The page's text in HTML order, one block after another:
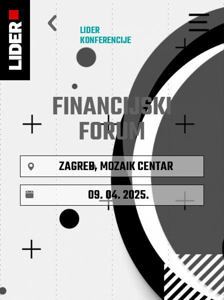
LIDER
KONFERENCIJE
FINANCIJSKI
FORUM
ZAGREB, MOZAIK CENTAR
09. 04. 2025.